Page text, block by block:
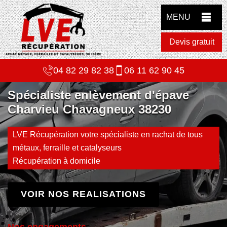
MENU
Devis gratuit
04 82 29 82 38 06 11 62 90 45
Spécialiste enlèvement d'épave
Charvieu Chavagneux 38230
LVE Récupération votre spécialiste en rachat de tous
métaux, ferraille et catalyseurs
Récupération à domicile
VOIR NOS REALISATIONS